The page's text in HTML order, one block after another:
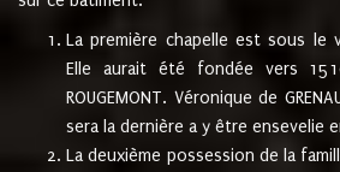
La première chapelle est sous le
Elle aurait été fondée vers
ROUGEMONT. Véronique de
sera la dernière a y être ensevelie
La deuxième possession de la